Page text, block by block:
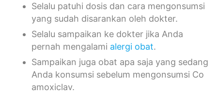
Selalu patuhi dosis dan cara mengonsumsi
yang sudah disarankan oleh dokter.
Selalu sampaikan ke dokter jika Anda
pernah mengalami alergi obat.
Sampaikan juga obat apa saja yang sedang
Anda konsumsi sebelum mengonsumsi Co
amoxiclav.